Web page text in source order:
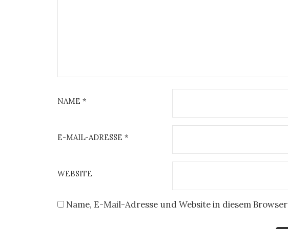
NAME *
E-MAIL-ADRESSE *
WEBSITE
Name, E-Mail-Adresse und Website in diesem